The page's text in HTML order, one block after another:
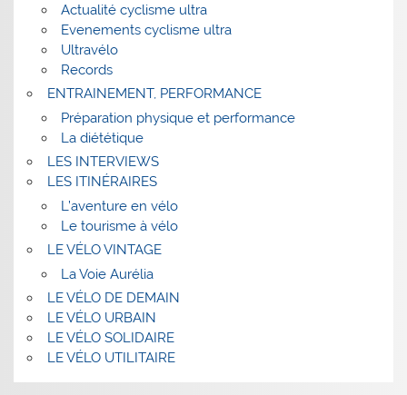
Actualité cyclisme ultra
Evenements cyclisme ultra
Ultravélo
Records
ENTRAINEMENT, PERFORMANCE
Préparation physique et performance
La diététique
LES INTERVIEWS
LES ITINÉRAIRES
L’aventure en vélo
Le tourisme à vélo
LE VÉLO VINTAGE
La Voie Aurélia
LE VÉLO DE DEMAIN
LE VÉLO URBAIN
LE VÉLO SOLIDAIRE
LE VÉLO UTILITAIRE